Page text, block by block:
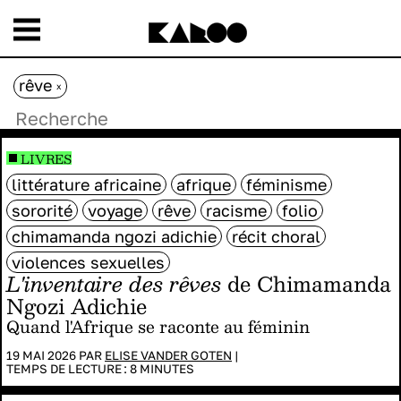
L'inventaire des rêves de Chimamanda
Ngozi Adichie
Quand l'Afrique se raconte au féminin
19 MAI 2026 PAR ELISE VANDER GOTEN |
TEMPS DE LECTURE : 8 MINUTES
littérature africaine afrique
féminisme
sororité
voyage rêve racisme
folio
chimamanda ngozi adichie
récit choral
violences sexuelles
LIVRES
rêve x